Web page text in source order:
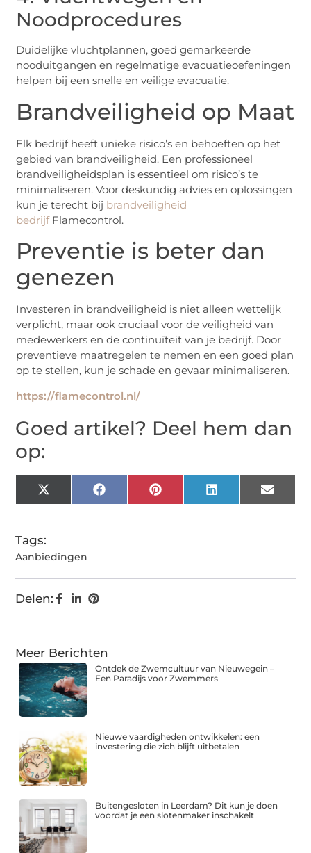
Noodprocedures
Duidelijke vluchtplannen, goed gemarkeerde
nooduitgangen en regelmatige evacuatieoefeningen
helpen bij een snelle en veilige evacuatie.
Brandveiligheid op Maat
Elk bedrijf heeft unieke risico’s en behoeften op het
gebied van brandveiligheid. Een professioneel
brandveiligheidsplan is essentieel om risico’s te
minimaliseren. Voor deskundig advies en oplossingen
kun je terecht bij brandveiligheid
bedrijfFlamecontrol.
Preventie is beter dan
genezen
Investeren in brandveiligheid is niet alleen wettelijk
verplicht, maar ook cruciaal voor de veiligheid van
medewerkers en de continuïteit van je bedrijf. Door
preventieve maatregelen te nemen en een goed plan
op te stellen, kun je schade en gevaar minimaliseren.
https://flamecontrol.nl/
Goed artikel? Deel hem dan
op:
X
(Twitter)
FacebookPinterestLinkedIn Email
Tags:
Aanbiedingen
Delen:
Meer Berichten
Ontdek de Zwemcultuur van Nieuwegein –
Een Paradijs voor Zwemmers
Nieuwe vaardigheden ontwikkelen: een
investering die zich blijft uitbetalen
Buitengesloten in Leerdam? Dit kun je doen
voordat je een slotenmaker inschakelt